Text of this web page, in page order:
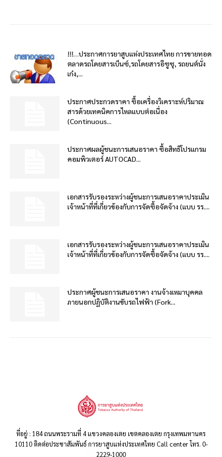
!!!…ประกาศการยาสูบแห่งประเทศไทย การขายทอด
ตลาดรถโดยสารเบ็นซ์,รถโดยสารอีซูซุ, รถยนต์นั่ง
เก๋ง,...
ประกาศประกวดราคา ซื้อเครื่องวิเคราะห์ปริมาณ
สารด้วยเทคนิคการไหลแบบต่อเนื่อง
(Continuous...
ประกาศผลผู้ชนะการเสนอราคา ซื้อสิทธิโปรแกรม
คอมพิวเตอร์ AUTOCAD...
เอกสารรับรองระหว่างผู้ชนะการเสนอราคาประเมิน
เจ้าหน้าที่ที่เกี่ยวข้องกับการจัดซื้อจัดจ้าง (แบบ รร....
เอกสารรับรองระหว่างผู้ชนะการเสนอราคาประเมิน
เจ้าหน้าที่ที่เกี่ยวข้องกับการจัดซื้อจัดจ้าง (แบบ รร....
ประกาศผู้ชนะการเสนอราคา งานจ้างเหมาบุคคล
ภายนอกปฏิบัติงานขับรถไฟฟ้า (Fork...
ที่อยู่ : 184 ถนนพระรามที่ 4 แขวงคลองเตย เขตคลองเตย กรุงเทพมหานคร
10110 ติดต่อประชาสัมพันธ์ การยาสูบแห่งประเทศไทย Call center โทร. 0-
2229-1000